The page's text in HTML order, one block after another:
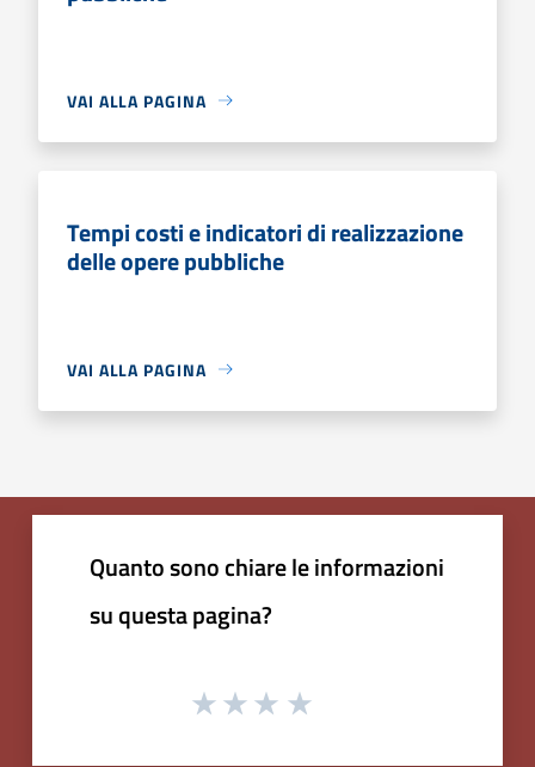
VAI ALLA PAGINA
Tempi costi e indicatori di realizzazione
delle opere pubbliche
VAI ALLA PAGINA
Quanto sono chiare le informazioni
su questa pagina?